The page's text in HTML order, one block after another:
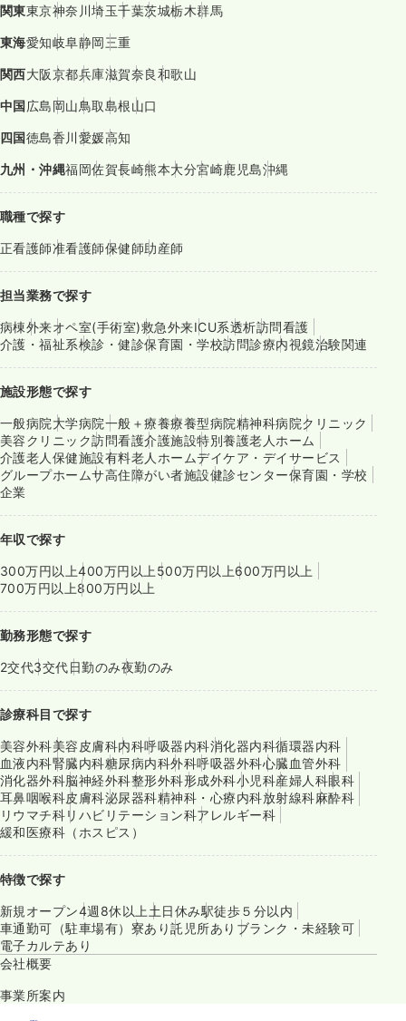
関東東京神奈川埼玉千葉茨城栃木群馬
東海愛知岐阜静岡三重
関西大阪京都兵庫滋賀奈良和歌山
中国広島岡山鳥取島根山口
四国徳島香川愛媛高知
九州・沖縄福岡佐賀長崎熊本大分宮崎鹿児島沖縄
職種で探す
正看護師准看護師保健師助産師
担当業務で探す
病棟外来オペ室(手術室)救急外来ICU系透析訪問看護
介護・福祉系検診・健診保育園・学校訪問診療内視鏡治験関連
施設形態で探す
一般病院大学病院一般＋療養療養型病院精神科病院クリニック
美容クリニック訪問看護介護施設特別養護老人ホーム
介護老人保健施設有料老人ホームデイケア・デイサービス
グループホームサ高住障がい者施設健診センター保育園・学校
企業
年収で探す
300万円以上400万円以上 500万円以上600万円以上
700万円以上800万円以上
勤務形態で探す
2交代3交代日勤のみ夜勤のみ
診療科目で探す
美容外科美容皮膚科内科呼吸器内科消化器内科循環器内科
血液内科腎臓内科糖尿病内科外科呼吸器外科心臓血管外科
消化器外科脳神経外科整形外科形成外科小児科産婦人科眼科
耳鼻咽喉科皮膚科泌尿器科精神科・心療内科放射線科麻酔科
リウマチ科リハビリテーション科アレルギー科
緩和医療科（ホスピス）
特徴で探す
新規オープン4週8休以上 土日休み駅徒歩５分以内
車通勤可（駐車場有） 寮あり託児所あり ブランク・未経験可
電子カルテあり
会社概要
事業所案内